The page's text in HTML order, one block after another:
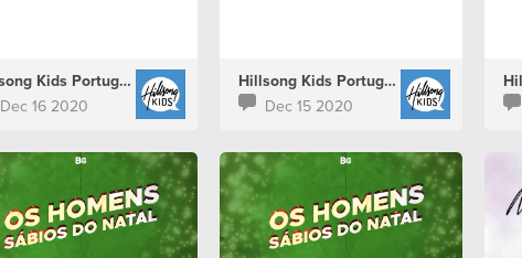
Hillsong Kids Portugal
Dec 16 2020
Hillsong Kids Portugal
Dec 15 2020